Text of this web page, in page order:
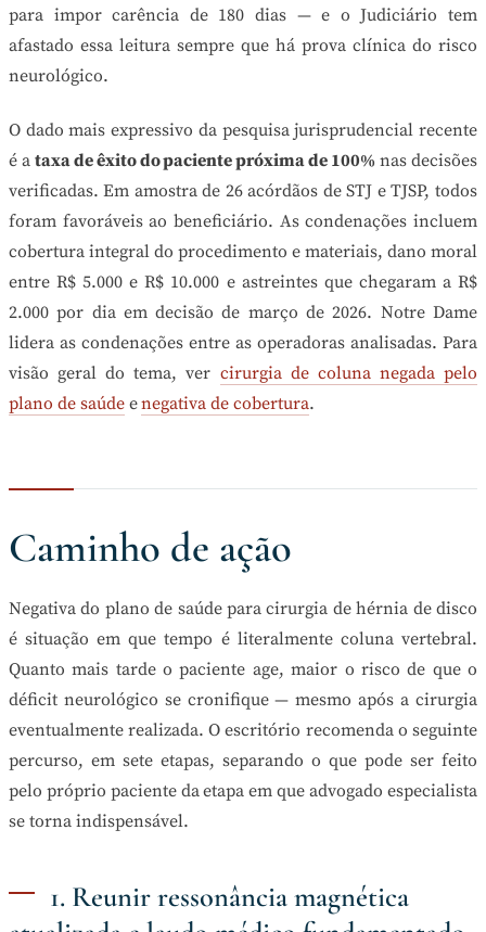
para impor carência de 180 dias — e o Judiciário tem
afastado essa leitura sempre que há prova clínica do risco
neurológico.
O dado mais expressivo da pesquisa jurisprudencial recente
é a taxa de êxito do paciente próxima de 100% nas decisões
verificadas. Em amostra de 26 acórdãos de STJ e TJSP, todos
foram favoráveis ao beneficiário. As condenações incluem
cobertura integral do procedimento e materiais, dano moral
entre R$ 5.000 e R$ 10.000 e astreintes que chegaram a R$
2.000 por dia em decisão de março de 2026. Notre Dame
lidera as condenações entre as operadoras analisadas. Para
visão geral do tema, ver cirurgia de coluna negada pelo
plano de saúdeenegativa de cobertura.
Caminho de ação
Negativa do plano de saúde para cirurgia de hérnia de disco
é situação em que tempo é literalmente coluna vertebral.
Quanto mais tarde o paciente age, maior o risco de que o
déficit neurológico se cronifique — mesmo após a cirurgia
eventualmente realizada. O escritório recomenda o seguinte
percurso, em sete etapas, separando o que pode ser feito
pelo próprio paciente da etapa em que advogado especialista
se torna indispensável.
1. Reunir ressonância magnética